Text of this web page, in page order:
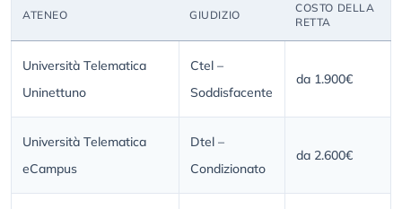
ATENEO GIUDIZIO
COSTO DELLA
RETTA
Università Telematica
Uninettuno
Ctel –
Soddisfacente
da 1.900€
Università Telematica
eCampus
Dtel –
Condizionato
da 2.600€